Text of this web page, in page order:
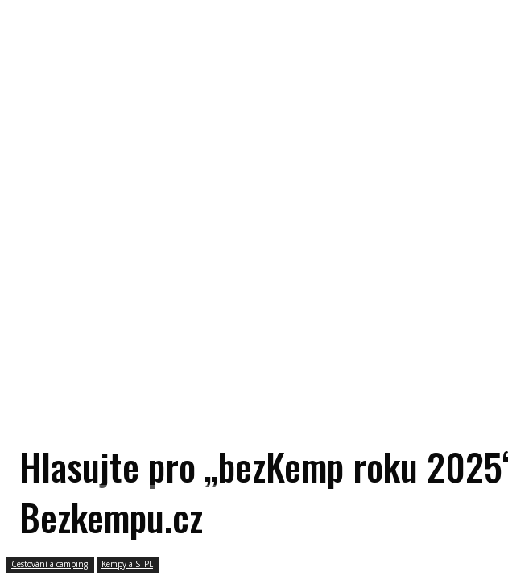
Hlasujte pro „bezKemp roku
Bezkempu.cz
Cestování a camping Kempy a STPL